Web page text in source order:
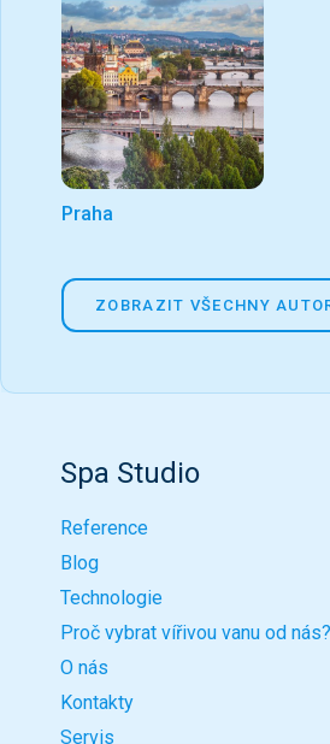
Praha
ZOBRAZIT VŠECHNY
Spa Studio
Reference
Blog
Technologie
Proč vybrat vířivou vanu od nás?
O nás
Kontakty
Servis